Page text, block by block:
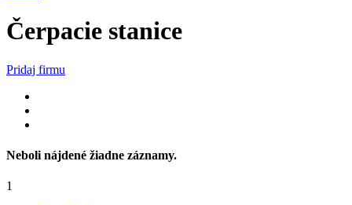
Čerpacie stanice
Pridaj firmu
Neboli nájdené žiadne záznamy.
1